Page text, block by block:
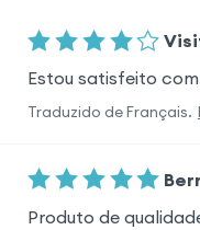
Estou satisfeito
Traduzido deFrançais.
Produto de